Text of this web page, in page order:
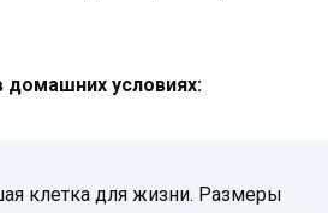
условиях:
клетка для жизни. Размеры